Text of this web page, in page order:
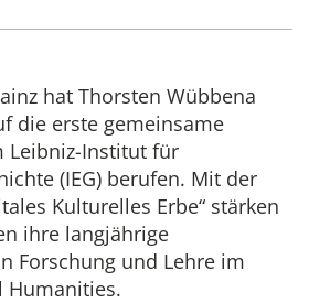
IEG
hat Thorsten Wübbena
die erste gemeinsame
Leibniz-Institut für
(IEG) berufen. Mit der
Kulturelles Erbe“ stärken
ihre langjährige
Forschung und Lehre im
Humanities.